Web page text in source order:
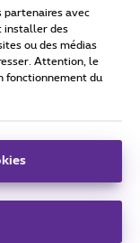
partenaires avec
installer des
ou des médias
Attention, le
fonctionnement du